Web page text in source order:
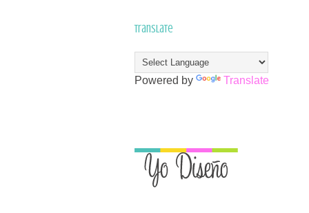
Translate
Powered by Translate